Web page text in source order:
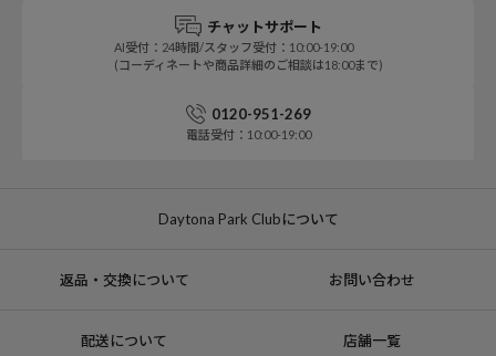
チャットサポート
AI受付：24時間/スタッフ受付：10:00-19:00
(コーディネートや商品詳細のご相談は18:00まで)
0120-951-269
電話受付：10:00-19:00
Daytona Park Clubについて
返品・交換について お問い合わせ
配送について 店舗一覧